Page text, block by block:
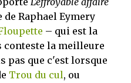
de Raphael Eymery
– qui est la
conteste la meilleure
pas que c'est lorsque
Trou du cul, ou